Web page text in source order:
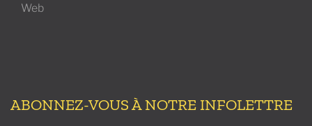
Web
ABONNEZ-VOUS À NOTRE INFOLETTRE